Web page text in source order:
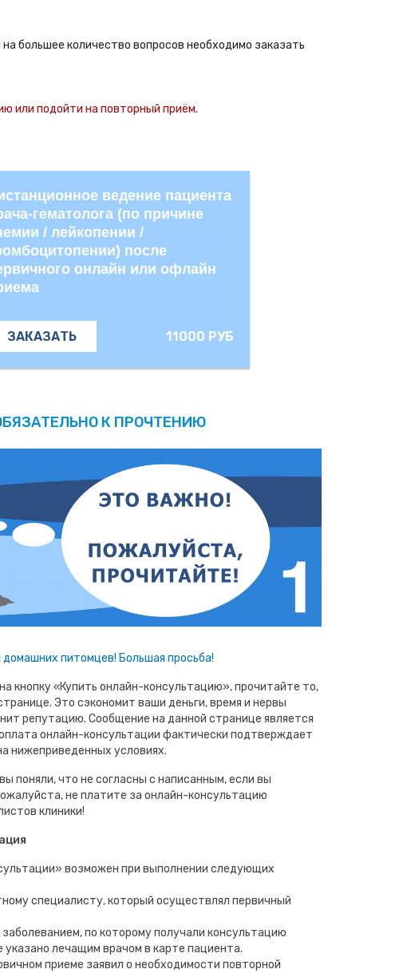
большее количество вопросов необходимо заказать
или подойти на повторный приём.
ведение пациента
гематолога (по причине
/ лейкопении /
после
онлайн или офлайн
ЗАКАЗАТЬ 11000 РУБ
К ПРОЧТЕНИЮ
питомцев! Большая просьба!
кнопку «Купить онлайн-консультацию», прочитайте то,
Это сэкономит ваши деньги, время и нервы
репутацию. Сообщение на данной странице является
онлайн-консультации фактически подтверждает
нижеприведенных условиях.
поняли, что не согласны с написанным, если вы
не платите за онлайн-консультацию
клиники!
возможен при выполнении следующих
специалисту, который осуществлял первичный
по которому получали консультацию
указано лечащим врачом в карте пациента.
приеме заявил о необходимости повторной